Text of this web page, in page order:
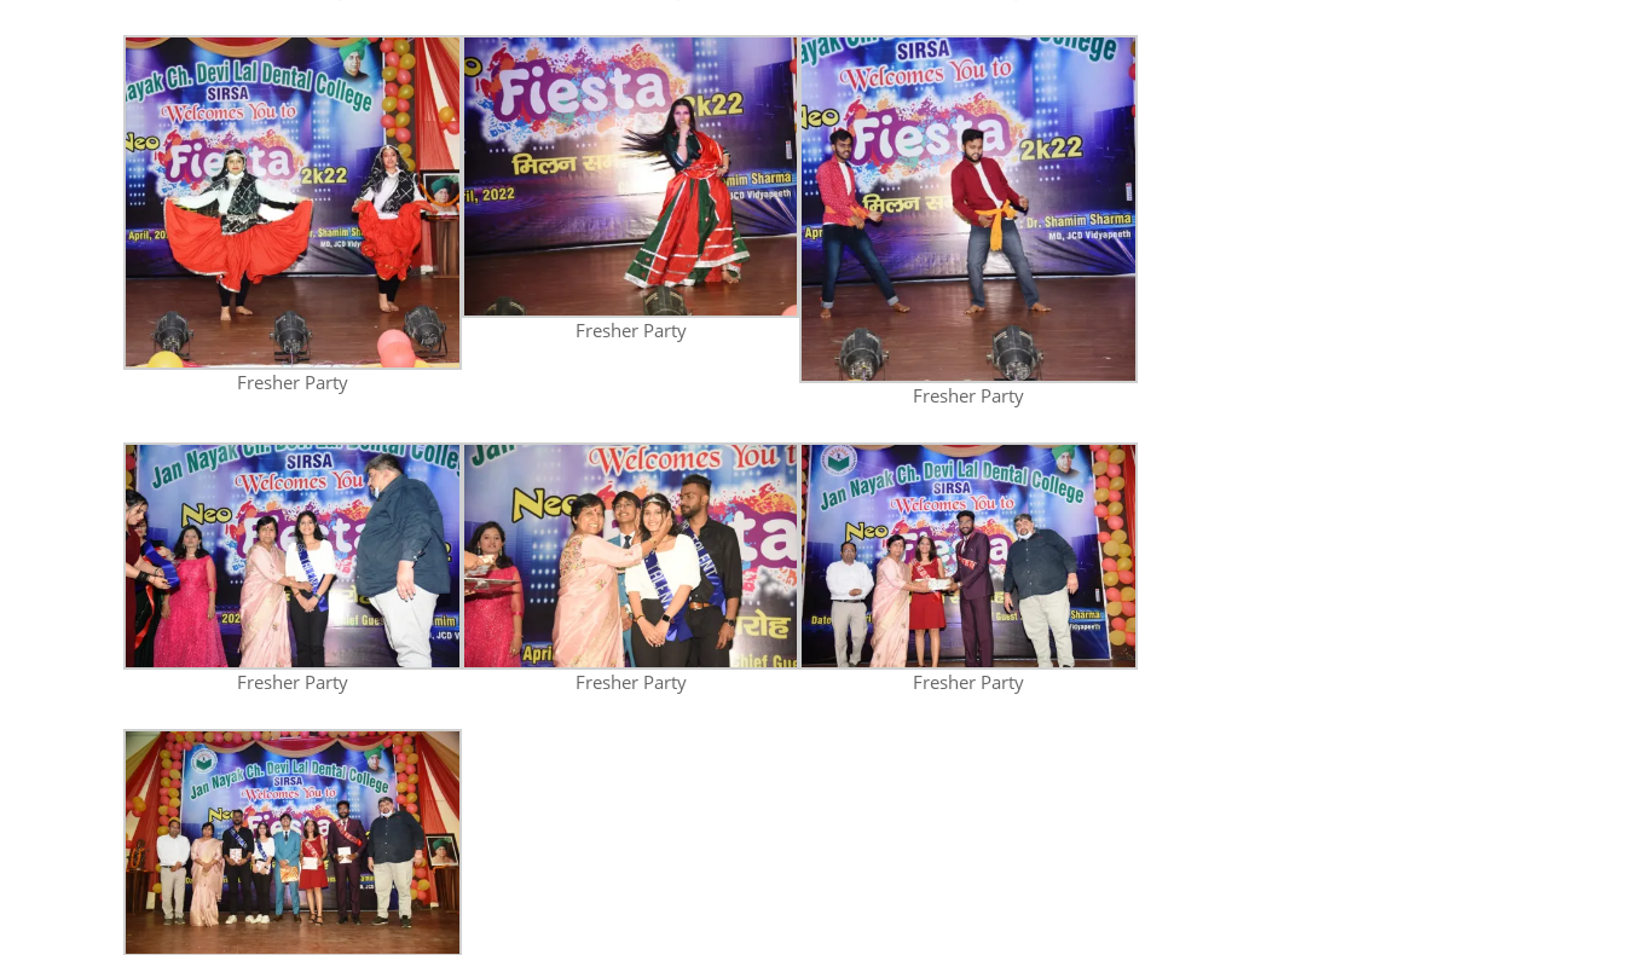
Fresher Party
Fresher Party
Fresher Party
Fresher Party Fresher Party Fresher Party